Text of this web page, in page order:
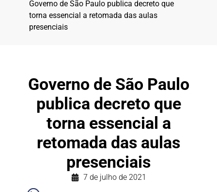
Governo de São Paulo publica decreto que
torna essencial a retomada das aulas
presenciais
Governo de São Paulo
publica decreto que
torna essencial a
retomada das aulas
presenciais
7 de julho de 2021